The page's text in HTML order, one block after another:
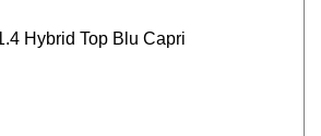
Hybrid Top Blu Capri